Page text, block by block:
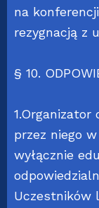
na
rezygnacją z
§ 10.
1.Organizator
przez niego
wyłącznie
Uczestników